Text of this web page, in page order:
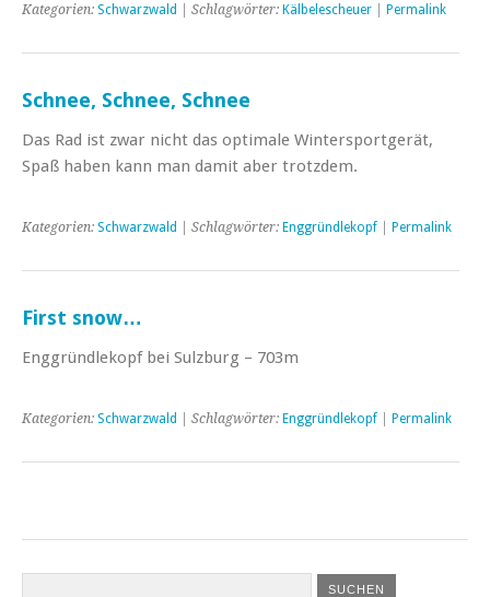
Kategorien: Schwarzwald | Schlagwörter: Kälbelescheuer Permalink
Schnee, Schnee, Schnee
Das Rad ist zwar nicht das optimale Wintersportgerät,
Spaß haben kann man damit aber trotzdem.
Kategorien: Schwarzwald | Schlagwörter: Enggründlekopf Permalink
First snow…
Enggründlekopf bei Sulzburg – 703m
Kategorien: Schwarzwald | Schlagwörter: Enggründlekopf Permalink